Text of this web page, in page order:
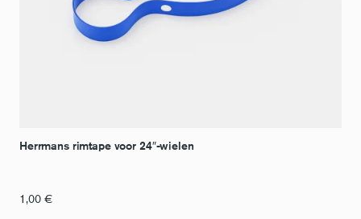
Herrmans rimtape voor 24″-wielen
1,00 €